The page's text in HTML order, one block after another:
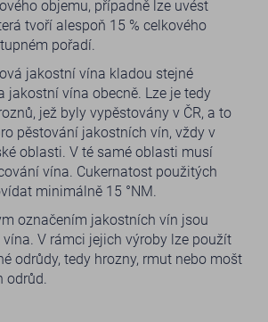
objemu, případně lze uvést
tvoří alespoň 15 % celkového
pořadí.
jakostní vína kladou stejné
jakostní vína obecně. Lze je tedy
jež byly vypěstovány v ČR, a to
pěstování jakostních vín, vždy v
oblasti. V té samé oblasti musí
vína. Cukernatost použitých
minimálně 15 °NM.
označením jakostních vín jsou
V rámci jejich výroby lze použít
odrůdy, tedy hrozny, rmut nebo mošt
odrůd.